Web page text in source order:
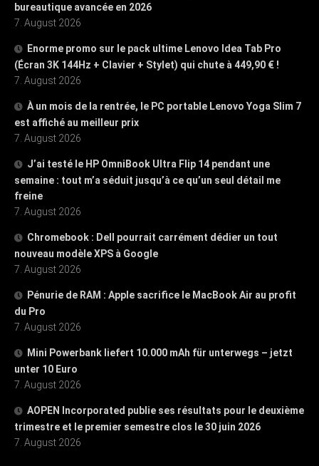
bureautique avancée en 2026
7. August 2026
Enorme promo sur le pack ultime Lenovo Idea Tab Pro
(Écran 3K 144Hz + Clavier + Stylet) qui chute à 449,90 € !
7. August 2026
À un mois de la rentrée, le PC portable Lenovo Yoga Slim 7
est affiché au meilleur prix
7. August 2026
J’ai testé le HP OmniBook Ultra Flip 14 pendant une
semaine : tout m’a séduit jusqu’à ce qu’un seul détail me
freine
7. August 2026
Chromebook : Dell pourrait carrément dédier un tout
nouveau modèle XPS à Google
7. August 2026
Pénurie de RAM : Apple sacrifice le MacBook Air au profit
du Pro
7. August 2026
Mini Powerbank liefert 10.000 mAh für unterwegs – jetzt
unter 10 Euro
7. August 2026
AOPEN Incorporated publie ses résultats pour le deuxième
trimestre et le premier semestre clos le 30 juin 2026
7. August 2026